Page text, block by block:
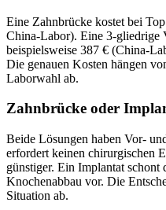
Eine Zahnbrücke kostet bei
China-Labor). Eine 3-gliedrige
beispielsweise 387 € (China-
Die genauen Kosten hängen
Laborwahl ab.
Zahnbrücke oder
Beide Lösungen haben Vor-
erfordert keinen chirurgischen
günstiger. Ein Implantat schont
Knochenabbau vor. Die
Situation ab.